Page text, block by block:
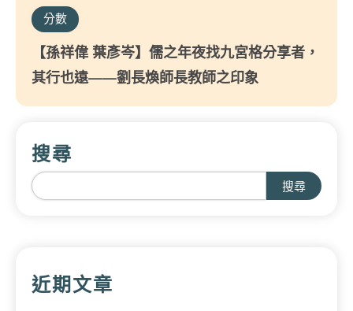
分數
【孫祥偉 葉彥岑】儒之年夜找九宮格分享者，
其行也遠——劉長煥師長教師之印象
搜尋
搜尋
近期文章